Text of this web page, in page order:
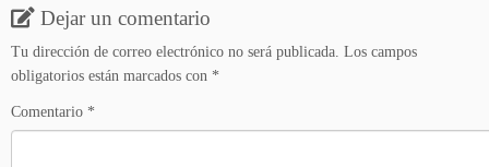
Dejar un comentario
Tu dirección de correo electrónico no será publicada. Los campos
obligatorios están marcados con *
Comentario *